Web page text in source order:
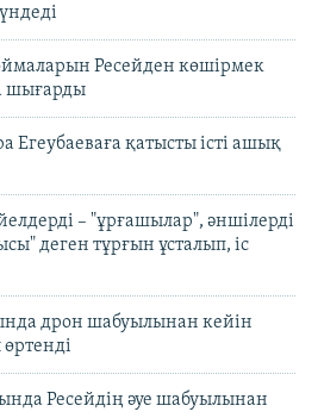
Ресейден көшірмек
шығарды
Егеубаеваға қатысты істі ашық
– "ұрғашылар", әншілерді
деген тұрғын ұсталып, іс
дрон шабуылынан кейін
Ресейдің әуе шабуылынан